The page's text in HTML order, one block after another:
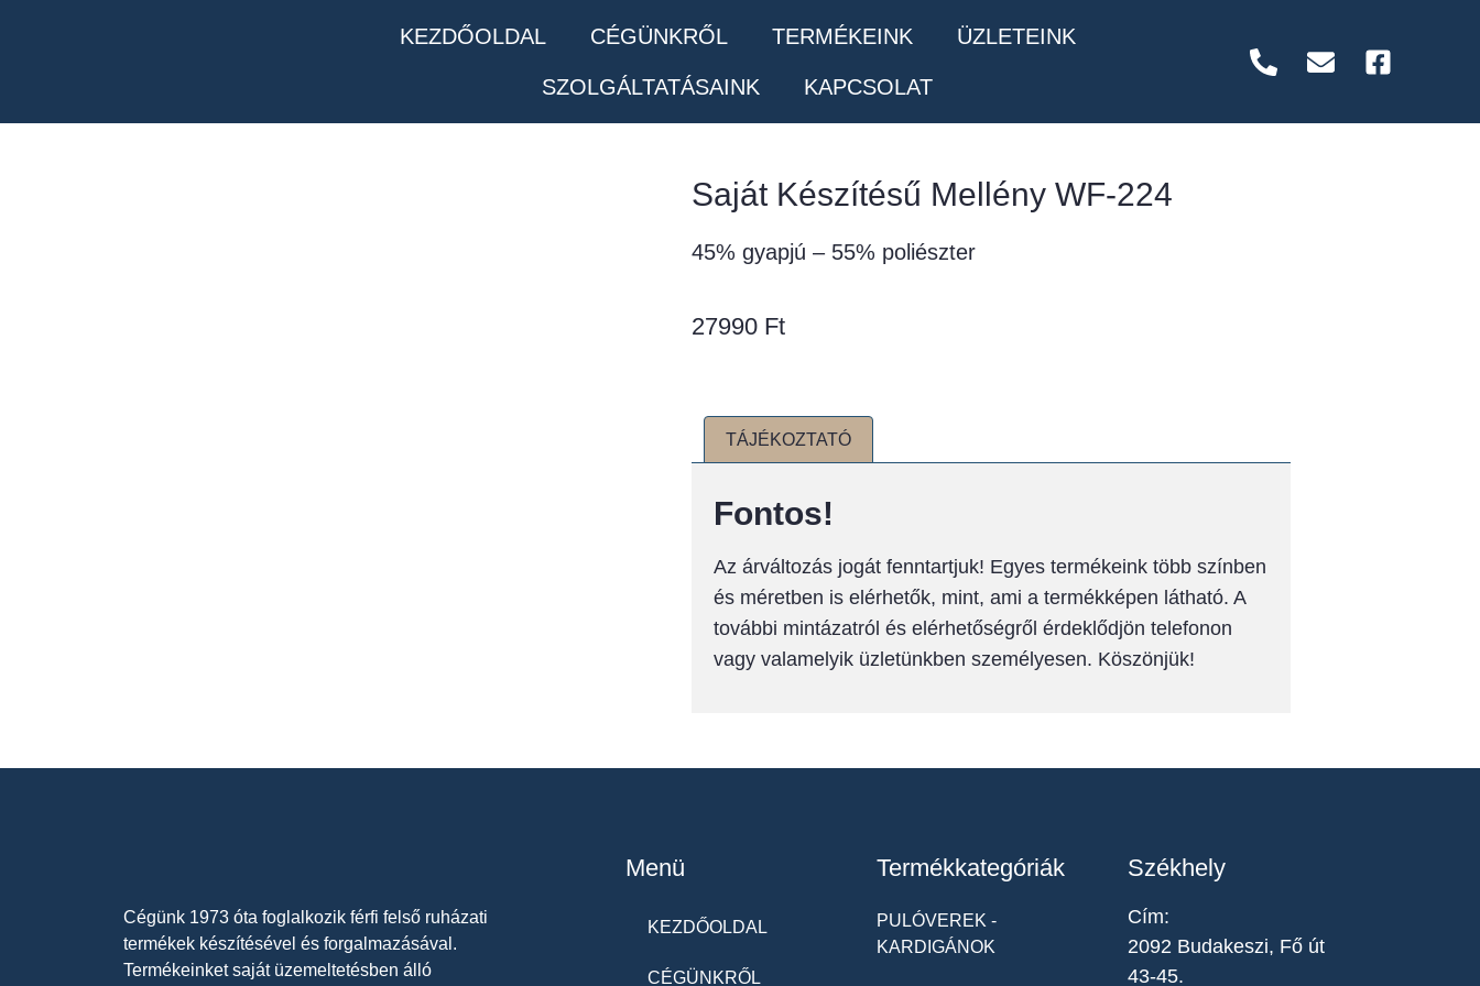
KEZDŐOLDAL CÉGÜNKRŐL TERMÉKEINK ÜZLETEINK
SZOLGÁLTATÁSAINK KAPCSOLAT
Saját Készítésű Mellény WF-224
45% gyapjú – 55% poliészter
27990 Ft
TÁJÉKOZTATÓ
Fontos!
Az árváltozás jogát fenntartjuk! Egyes termékeink több színben
és méretben is elérhetők, mint, ami a termékképen látható. A
további mintázatról és elérhetőségről érdeklődjön telefonon
vagy valamelyik üzletünkben személyesen. Köszönjük!
Cégünk 1973 óta foglalkozik férfi felső ruházati
termékek készítésével és forgalmazásával.
Termékeinket saját üzemeltetésben álló
Menü
KEZDŐOLDAL
CÉGÜNKRŐL
Termékkategóriák
PULÓVEREK -
KARDIGÁNOK
Székhely
Cím:
2092 Budakeszi, Fő út
43-45.